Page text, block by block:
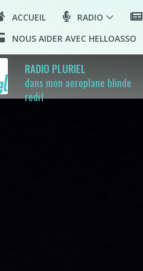
ACCUEIL RADIO
NOUS AIDER AVEC HELLOASSO
RADIO PLURIEL
dans mon aeroplane blinde
redif